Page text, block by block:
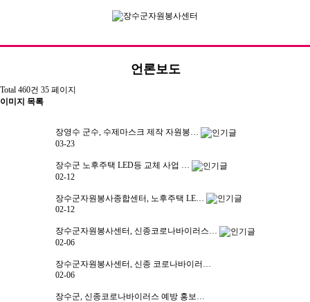
기관소개
언론보도
Total 460건 35 페이지
이미지 목록
장영수 군수, 수제마스크 제작 자원봉…
03-23
장수군 노후주택 LED등 교체 사업 …
02-12
장수군자원봉사종합센터, 노후주택 LE…
02-12
장수군자원봉사센터, 신종코로나바이러스…
02-06
장수군자원봉사센터, 신종 코로나바이러…
02-06
장수군, 신종코로나바이러스 예방 홍보…